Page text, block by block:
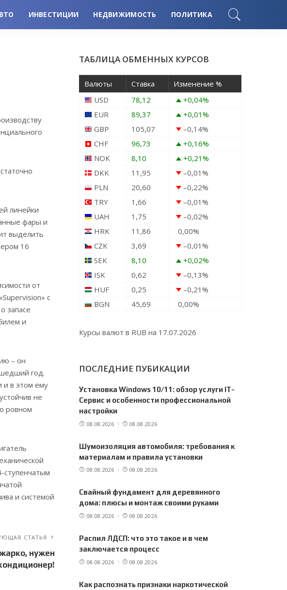
ИНВЕСТИЦИИ НЕДВИЖИМОСТЬ ПОЛИТИКА
линейки
фары и
выделить
16
от
с
запасе
и
– он
год.
и в этом ему
не
ровном
ступенчатым
и системой
СТАТЬЯ
нужен
ТАБЛИЦА ОБМЕННЫХ КУРСОВ
Валюты Ставка
Изменение %
USD
78,12 +0,04%
EUR
89,37 +0,01%
GBP
105,07 –0,14%
CHF
96,73 +0,16%
NOK
8,10 +0,21%
DKK
11,95 –0,01%
PLN
20,60 –0,22%
TRY
1,66 –0,01%
UAH
1,75 –0,02%
HRK
11,86 0,00%
CZK
3,69 –0,01%
SEK
8,10 +0,02%
ISK
0,62 –0,13%
HUF
0,25 –0,21%
BGN
45,69 0,00%
Курсы валют в RUB на 17.07.2026
ПОСЛЕДНИЕ ПУБИКАЦИИ
Установка Windows 10/11: обзор услуги IT-
Сервис и особенности профессиональной
настройки
08.08.2026 08.08.2026
Шумоизоляция автомобиля: требования к
материалам и правила установки
08.08.2026 08.08.2026
Свайный фундамент для деревянного
дома: плюсы и монтаж своими руками
08.08.2026 08.08.2026
Распил ЛДСП: что это такое и в чем
заключается процесс
08.08.2026 08.08.2026
Как распознать признаки наркотической